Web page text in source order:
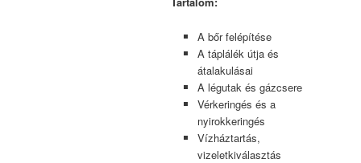
A bőr felépítése
A táplálék útja és
átalakulásai
A légutak és gázcsere
Vérkeringés és a
nyirokkeringés
Vízháztartás,
vizeletkiválasztás